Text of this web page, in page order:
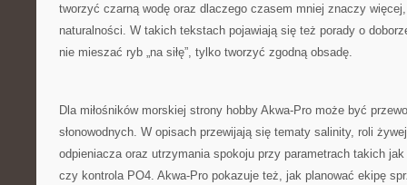
tworzyć czarną wodę oraz dlaczego czasem mniej znaczy
naturalności. W takich tekstach pojawiają się też porady o
nie mieszać ryb „na siłę”, tylko tworzyć zgodną obsadę.
Dla miłośników morskiej strony hobby Akwa-Pro może być
słonowodnych. W opisach przewijają się tematy salinity, roli
odpieniacza oraz utrzymania spokoju przy parametrach takich
czy kontrola PO4. Akwa-Pro pokazuje też, jak planować ekipę